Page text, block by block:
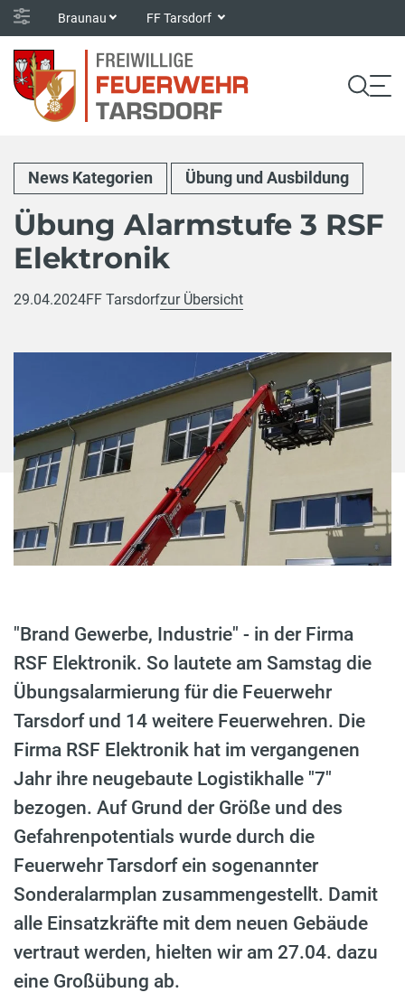
Braunau FF Tarsdorf
News Kategorien Übung und Ausbildung
Übung Alarmstufe 3 RSF
Elektronik
29.04.2024FF Tarsdorfzur Übersicht
"Brand Gewerbe, Industrie" - in der Firma
RSF Elektronik. So lautete am Samstag die
Übungsalarmierung für die Feuerwehr
Tarsdorf und 14 weitere Feuerwehren. Die
Firma RSF Elektronik hat im vergangenen
Jahr ihre neugebaute Logistikhalle "7"
bezogen. Auf Grund der Größe und des
Gefahrenpotentials wurde durch die
Feuerwehr Tarsdorf ein sogenannter
Sonderalarmplan zusammengestellt. Damit
alle Einsatzkräfte mit dem neuen Gebäude
vertraut werden, hielten wir am 27.04. dazu
eine Großübung ab.